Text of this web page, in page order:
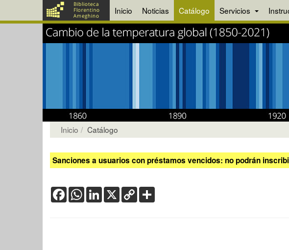
Inicio Noticias Catálogo Servicios
Inicio Catálogo
Sanciones a usuarios con préstamos vencidos: no podrán
FacebookWhatsApp
LinkedIn
X Copy
Link